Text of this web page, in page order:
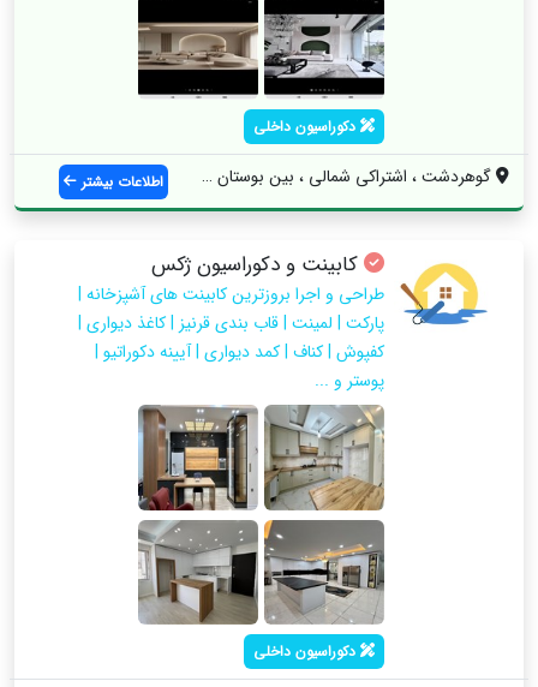
دکوراسیون داخلی
گوهردشت ، اشتراکی شمالی ، بین بوستان 18 ... اطلاعات بیشتر
کابینت و دکوراسیون ژکس
طراحی و اجرا بروزترین کابینت های آشپزخانه |
پارکت | لمینت | قاب بندی قرنیز | کاغذ دیواری |
کفپوش | کناف | کمد دیواری | آیینه دکوراتیو |
پوستر و ...
دکوراسیون داخلی